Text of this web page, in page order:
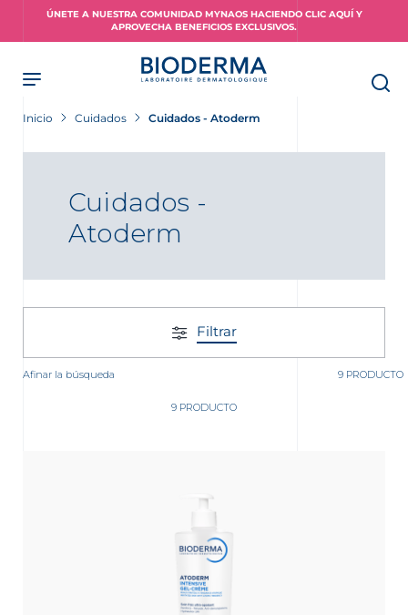
ÚNETE A NUESTRA COMUNIDAD MYNAOS HACIENDO CLIC AQUÍ Y
APROVECHA BENEFICIOS EXCLUSIVOS.
Inicio Cuidados Cuidados - Atoderm
Cuidados -
Atoderm
Filtrar
Afinar la búsqueda 9 PRODUCTO
9 PRODUCTO